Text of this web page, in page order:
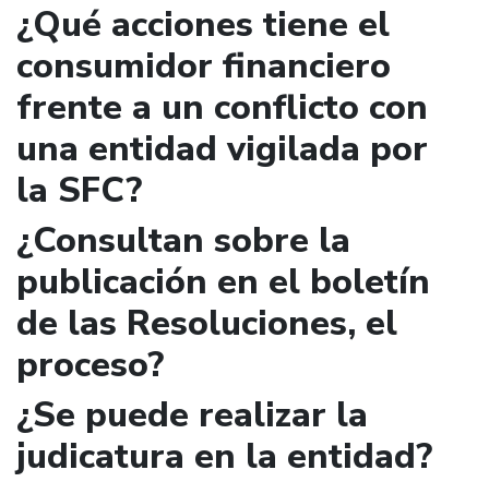
¿Qué acciones tiene el
consumidor financiero
frente a un conflicto con
una entidad vigilada por
la SFC?
¿Consultan sobre la
publicación en el boletín
de las Resoluciones, el
proceso?
¿Se puede realizar la
judicatura en la entidad?